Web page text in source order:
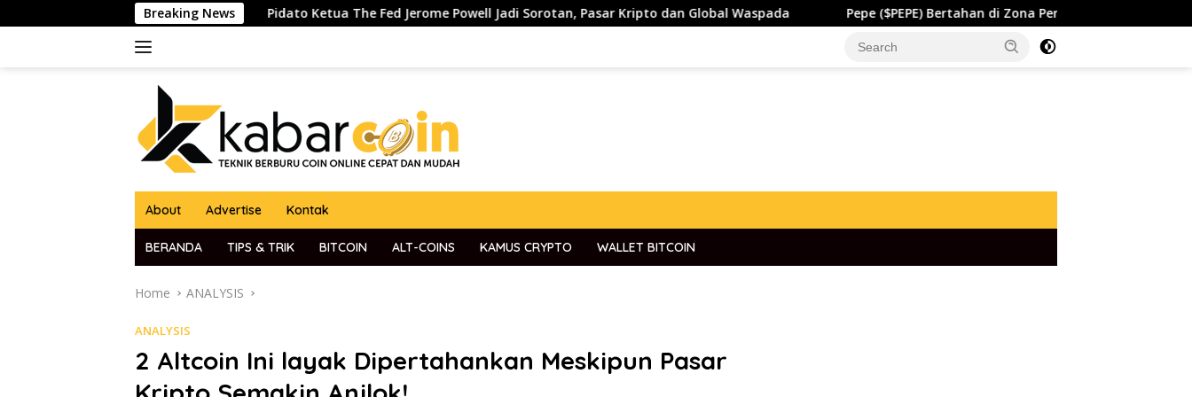
to
Breaking News
Pidato Ketua The Fed Jerome Powell Jadi Sorotan, Pasar Kripto dan Global Waspada Pepe ($PEPE) Bertahan di Zona Penting, Akankah Memicu Lonjakan
About Advertise Kontak
BERANDA TIPS & TRIK BITCOIN ALT-COINS KAMUS CRYPTO WALLET BITCOIN
Home ANALYSIS
ANALYSIS
2 Altcoin Ini layak Dipertahankan Meskipun Pasar